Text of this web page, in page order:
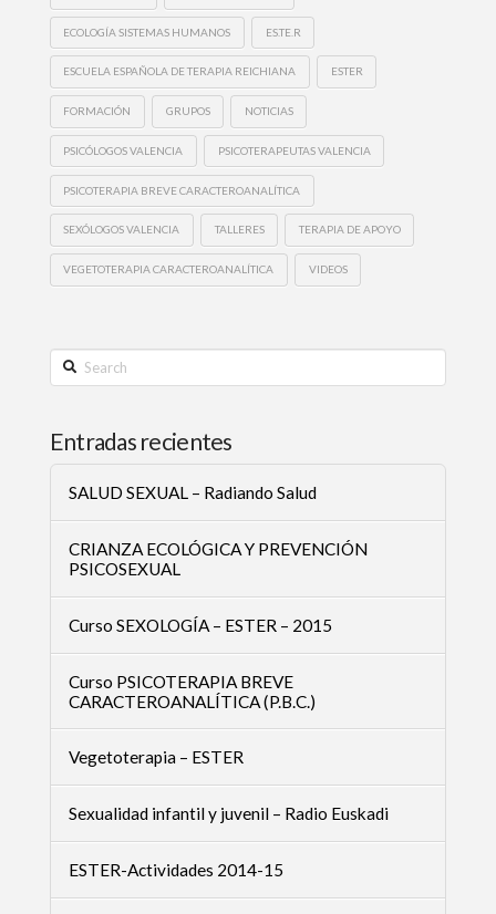
ECOLOGÍA SISTEMAS HUMANOS ES.TE.R
ESCUELA ESPAÑOLA DE TERAPIA REICHIANA ESTER
FORMACIÓN GRUPOS NOTICIAS
PSICÓLOGOS VALENCIA PSICOTERAPEUTAS VALENCIA
PSICOTERAPIA BREVE CARACTEROANALÍTICA
SEXÓLOGOS VALENCIA TALLERES TERAPIA DE APOYO
VEGETOTERAPIA CARACTEROANALÍTICA VIDEOS
Search
Entradas recientes
SALUD SEXUAL – Radiando Salud
CRIANZA ECOLÓGICA Y PREVENCIÓN
PSICOSEXUAL
Curso SEXOLOGÍA – ESTER – 2015
Curso PSICOTERAPIA BREVE
CARACTEROANALÍTICA (P.B.C.)
Vegetoterapia – ESTER
Sexualidad infantil y juvenil – Radio Euskadi
ESTER-Actividades 2014-15